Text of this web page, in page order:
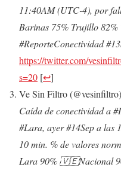
11:40AM (UTC-4), por
Barinas 75% Trujillo
#ReporteConectividad
https://twitter.com/
s=20 [↩]
Ve Sin Filtro
Caída de conectividad a
#Lara, ayer #14Sep a las
10 min. % de valores
Lara 90% 🇻🇪Nacional